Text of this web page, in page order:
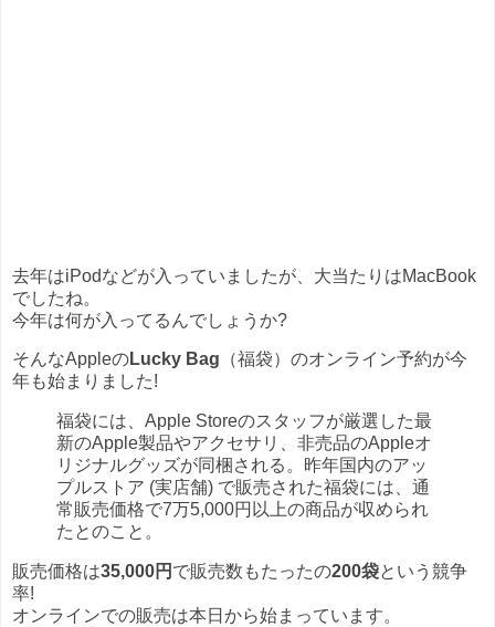
去年はiPodなどが入っていましたが、大当たりはMacBook
でしたね。
今年は何が入ってるんでしょうか?
そんなAppleのLucky Bag （福袋）のオンライン予約が今
年も始まりました!
福袋には、Apple Storeのスタッフが厳選した最
新のApple製品やアクセサリ、非売品のAppleオ
リジナルグッズが同梱される。昨年国内のアッ
プルストア (実店舗) で販売された福袋には、通
常販売価格で7万5,000円以上の商品が収められ
たとのこと。
販売価格は35,000円 で販売数もたったの200袋という競争
率!
オンラインでの販売は本日から始まっています。